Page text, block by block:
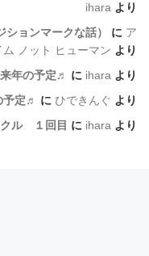
ihara より
ションマークな話） に ア
ム ノット ヒューマン より
年の予定♬
に ihara より
予定♬
に ひできんぐ より
ル １回目 に ihara より